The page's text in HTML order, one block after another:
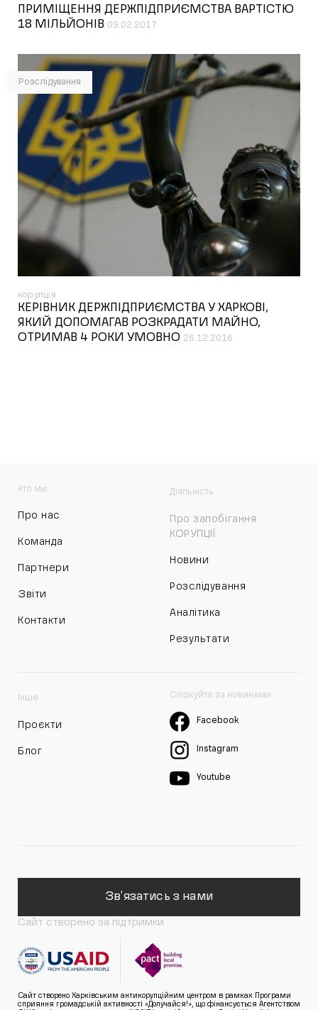
ПРИМІЩЕННЯ ДЕРЖПІДПРИЄМСТВА ВАРТІСТЮ
18 МІЛЬЙОНІВ 09.02.2017
Розслідування
корупція
КЕРІВНИК ДЕРЖПІДПРИЄМСТВА У ХАРКОВІ,
ЯКИЙ ДОПОМАГАВ РОЗКРАДАТИ МАЙНО,
ОТРИМАВ 4 РОКИ УМОВНО 26.12.2016
Хто ми
Про нас
Команда
Партнери
Звіти
Контакти
Діяльність
Про запобігання
КОРУПЦІЇ:
Новини
Розслідування
Аналітика
Результати
Інше
Проєкти
Блог
Слідкуйте за новинами
Facebook
Instagram
Youtube
Зв'язатись з нами
Сайт створено за підтримки
Сайт створено Харківським антикорупційним центром в рамках Програми
сприяння громадській активності «Долучайся!», що фінансується Агентством